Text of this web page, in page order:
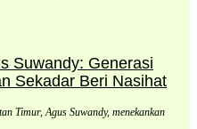
Suwandy: Generasi
Sekadar Beri Nasihat
Timur, Agus Suwandy, menekankan